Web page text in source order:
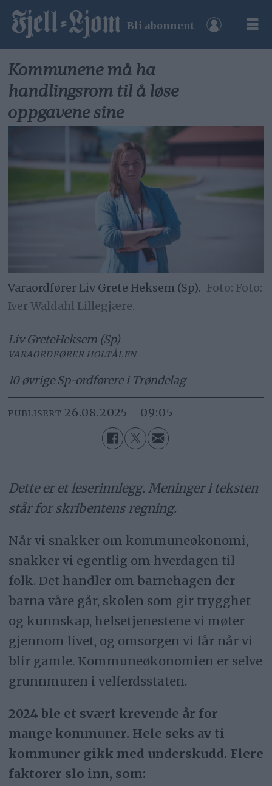
Bli abonnent
Kommunene må ha
handlingsrom til å løse
oppgavene sine
Varaordfører Liv Grete Heksem (Sp).
Foto:
Iver Waldahl Lillegjære.
Liv GreteHeksem (Sp)
VARAORDFØRER HOLTÅLEN
10 øvrige Sp-ordførere i Trøndelag
PUBLISERT 26.08.2025 - 09:05
Dette er et leserinnlegg. Meninger i teksten
står for skribentens regning.
Når vi snakker om kommuneøkonomi,
snakker vi egentlig om hverdagen til
folk. Det handler om barnehagen der
barna våre går, skolen som gir trygghet
og kunnskap, helsetjenestene vi møter
gjennom livet, og omsorgen vi får når vi
blir gamle. Kommuneøkonomien er selve
grunnmuren i velferdsstaten.
2024 ble et svært krevende år for
mange kommuner. Hele seks av ti
kommuner gikk med underskudd. Flere
faktorer slo inn, som: